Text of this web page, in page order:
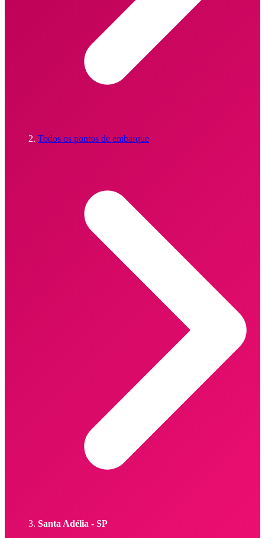
Todos os pontos de embarque
Santa Adélia - SP